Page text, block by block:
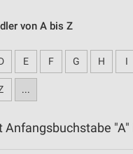
von A bis Z
E F G H I
...
Anfangsbuchstabe